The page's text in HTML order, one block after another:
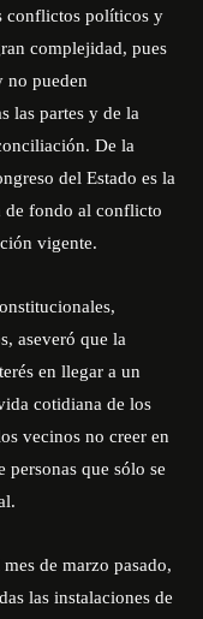
conflictos políticos y
complejidad, pues
no pueden
las partes y de la
De la
del Estado es la
de fondo al conflicto
vigente.
aseveró que la
en llegar a un
cotidiana de los
vecinos no creer en
personas que sólo se
de marzo pasado,
las instalaciones de